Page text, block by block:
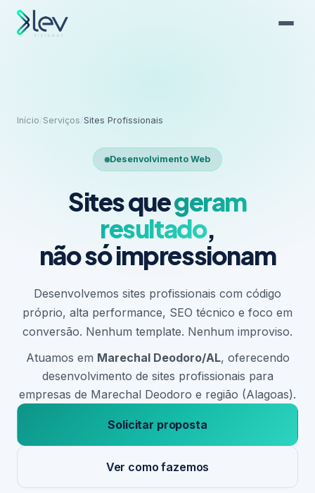
Início Serviços Sites Profissionais
Desenvolvimento Web
Sites quegeram
resultado,
não só impressionam
Desenvolvemos sites profissionais com código
próprio, alta performance, SEO técnico e foco em
conversão. Nenhum template. Nenhum improviso.
Atuamos em Marechal Deodoro/AL, oferecendo
desenvolvimento de sites profissionais para
empresas de Marechal Deodoro e região (Alagoas).
Solicitar proposta
Ver como fazemos